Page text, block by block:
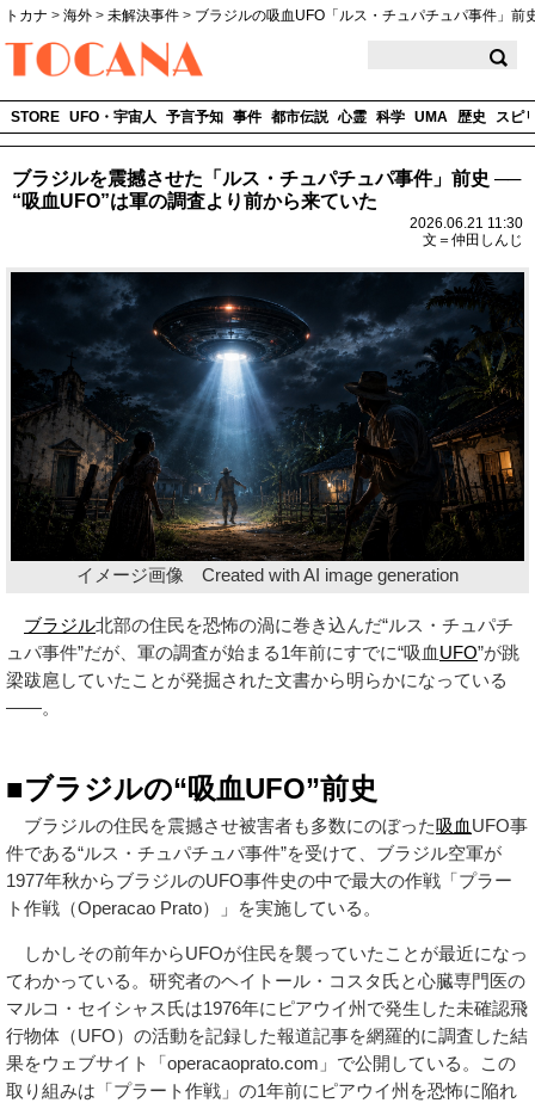
トカナ > 海外 > 未解決事件 > ブラジルの吸血UFO「ルス・チュパチュパ事件」前
STORE UFO・宇宙人 予言予知 事件 都市伝説 心霊 科学 UMA 歴史 スピ
ブラジルを震撼させた「ルス・チュパチュパ事件」前史 ──
“吸血UFO”は軍の調査より前から来ていた
2026.06.21 11:30
文＝仲田しんじ
イメージ画像 Created with AI image generation
ブラジル北部の住民を恐怖の渦に巻き込んだ“ルス・チュパチ
ュパ事件”だが、軍の調査が始まる1年前にすでに“吸血 UFO”が跳
梁跋扈していたことが発掘された文書から明らかになっている
――。
■ブラジルの“吸血UFO”前史
ブラジルの住民を震撼させ被害者も多数にのぼった吸血UFO事
件である“ルス・チュパチュパ事件”を受けて、ブラジル空軍が
1977年秋からブラジルのUFO事件史の中で最大の作戦「プラー
ト作戦（Operacao Prato）」を実施している。
しかしその前年からUFOが住民を襲っていたことが最近になっ
てわかっている。研究者のヘイトール・コスタ氏と心臓専門医の
マルコ・セイシャス氏は1976年にピアウイ州で発生した未確認飛
行物体（UFO）の活動を記録した報道記事を網羅的に調査した結
果をウェブサイト「operacaoprato.com」で公開している。この
取り組みは「プラート作戦」の1年前にピアウイ州を恐怖に陥れ